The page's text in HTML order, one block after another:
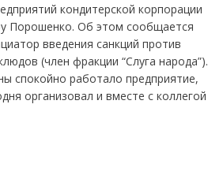
кондитерской корпорации
Порошенко. Об этом сообщается
введения санкций против
(член фракции “Слуга народа”).
спокойно работало предприятие,
организовал и вместе с коллегой